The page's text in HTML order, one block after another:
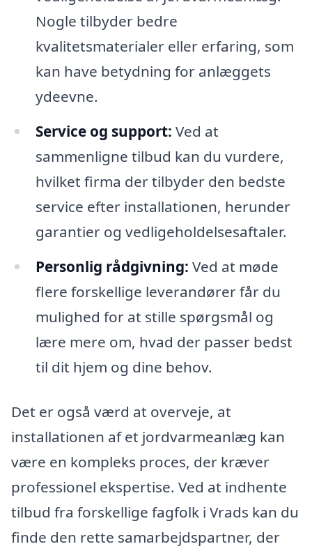
Nogle tilbyder bedre
kvalitetsmaterialer eller erfaring, som
kan have betydning for anlæggets
ydeevne.
Service og support: Ved at
sammenligne tilbud kan du vurdere,
hvilket firma der tilbyder den bedste
service efter installationen, herunder
garantier og vedligeholdelsesaftaler.
Personlig rådgivning: Ved at møde
flere forskellige leverandører får du
mulighed for at stille spørgsmål og
lære mere om, hvad der passer bedst
til dit hjem og dine behov.
Det er også værd at overveje, at
installationen af et jordvarmeanlæg kan
være en kompleks proces, der kræver
professionel ekspertise. Ved at indhente
tilbud fra forskellige fagfolk i Vrads kan du
finde den rette samarbejdspartner, der